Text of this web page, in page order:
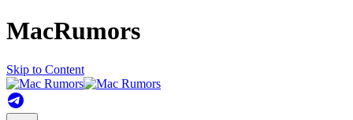
MacRumors
Skip to Content